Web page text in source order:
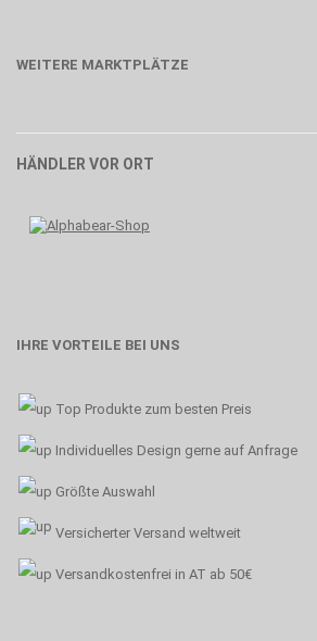
WEITERE MARKTPLÄTZE
HÄNDLER VOR ORT
IHRE VORTEILE BEI UNS
Top Produkte zum besten Preis
Individuelles Design gerne auf Anfrage
Größte Auswahl
Versicherter Versand weltweit
Versandkostenfrei in AT ab 50€